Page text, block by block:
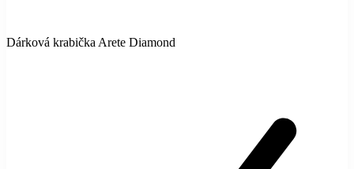
Dárková krabička Arete Diamond